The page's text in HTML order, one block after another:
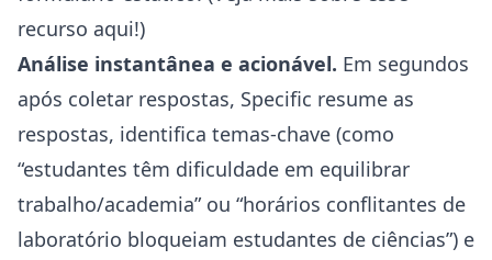
recurso aqui!)
Análise instantânea e acionável. Em segundos
após coletar respostas, Specific resume as
respostas, identifica temas-chave (como
“estudantes têm dificuldade em equilibrar
trabalho/academia” ou “horários conflitantes de
laboratório bloqueiam estudantes de ciências”) e